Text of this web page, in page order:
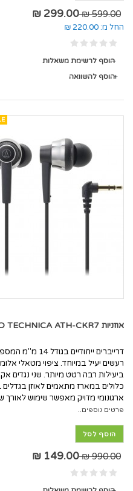
599.00 ₪
299.00 ₪
החל מ: 220.00 ₪
הוסף לרשימת משאלות
הוסף להשוואה
אוזניות AUDIO TECHNICA ATH-CKR7 *במלאי מיידי*
דרייברים
רעשים יעיל במיוחד. ציפוי מטאלי
ביעילות רבה רטט מיותר. שני נגדים
ארגונומי מדויק מאפשר שימוש
פרטים נוספים..
הוסף לסל
990.00 ₪
149.00 ₪